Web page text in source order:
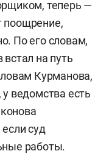
теперь —
поощрение,
По его словам,
на путь
Курманова,
ведомства есть
суд
работы.